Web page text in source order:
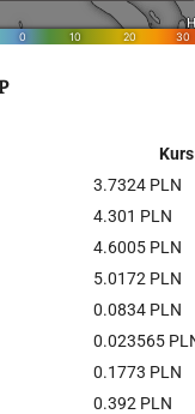
Kurs
3.7324 PLN
4.301 PLN
4.6005 PLN
5.0172 PLN
0.0834 PLN
0.023565
0.1773 PLN
0.392 PLN